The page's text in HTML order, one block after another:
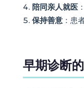
陪同亲人就医
保持善意：患
早期诊断